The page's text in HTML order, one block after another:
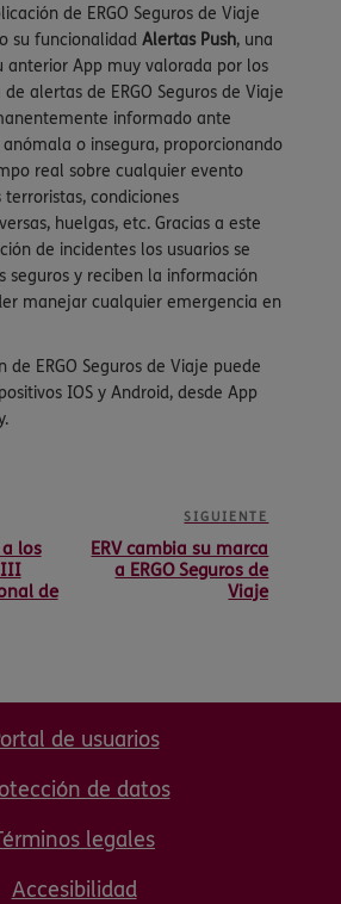
de ERGO Seguros de Viaje
su funcionalidadAlertas Push, una
anterior App muy valorada por los
alertas de ERGO Seguros de Viaje
informado ante
o insegura, proporcionando
real sobre cualquier evento
condiciones
huelgas, etc. Gracias a este
de incidentes los usuarios se
seguros y reciben la información
manejar cualquier emergencia en
de ERGO Seguros de Viaje puede
IOS y Android, desde App
a los
de
SIGUIENTE
ERV cambia su marca
a ERGO Seguros de
Viaje
de usuarios
de datos
legales
Accesibilidad